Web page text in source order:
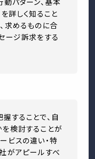
詳しく知ること
求めるものに合
ージ訴求をする
することで、自
検討することが
ビスの違い・特
がアピールすべ